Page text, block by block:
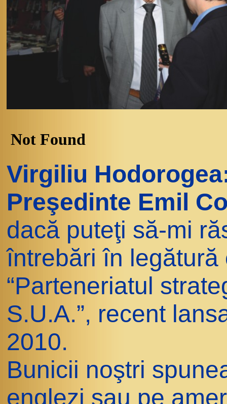
Virgiliu
Preşedinte Emil
dacă puteţi să-mi
întrebări în legătură
“Parteneriatul
S.U.A.”, recent
2010.
Bunicii noştri
englezi sau pe